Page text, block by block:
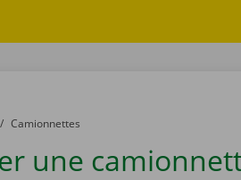
to
Camionnettes
une